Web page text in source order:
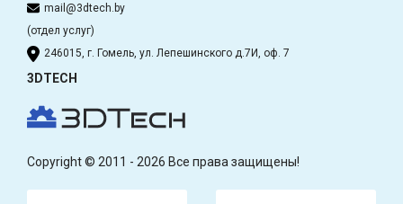
mail@3dtech.by
(отдел услуг)
246015, г. Гомель, ул. Лепешинского д.7И, оф. 7
3DTECH
Copyright © 2011 - 2026 Все права защищены!